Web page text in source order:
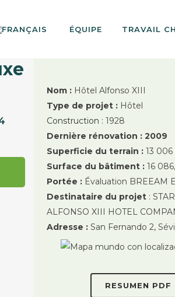
ÉQUIPE TRAVAIL
Nom : Hôtel Alfonso XIII
Type de projet : Hôtel
Construction : 1928
Dernière rénovation : 2009
Superficie du terrain : 13 006
Surface du bâtiment : 16
Portée : Évaluation BREEAM
Destinataire du projet :
ALFONSO XIII HOTEL
Adresse : San Fernando 2,
RESUMEN PDF